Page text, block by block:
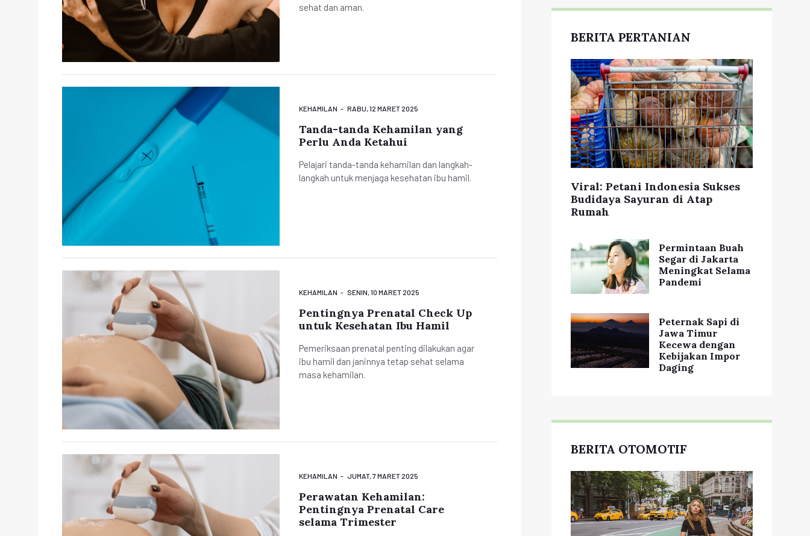
sehat dan aman.
KEHAMILAN RABU, 12 MARET 2025
Tanda-tanda Kehamilan yang
Perlu Anda Ketahui
Pelajari tanda-tanda kehamilan dan langkah-
langkah untuk menjaga kesehatan ibu hamil.
KEHAMILAN SENIN, 10 MARET 2025
Pentingnya Prenatal Check Up
untuk Kesehatan Ibu Hamil
Pemeriksaan prenatal penting dilakukan agar
ibu hamil dan janinnya tetap sehat selama
masa kehamilan.
KEHAMILAN JUMAT, 7 MARET 2025
Perawatan Kehamilan:
Pentingnya Prenatal Care
selama Trimester
BERITA PERTANIAN
Viral: Petani Indonesia Sukses
Budidaya Sayuran di Atap
Rumah
Permintaan Buah
Segar di Jakarta
Meningkat Selama
Pandemi
Peternak Sapi di
Jawa Timur
Kecewa dengan
Kebijakan Impor
Daging
BERITA OTOMOTIF